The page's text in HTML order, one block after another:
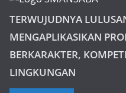
TERWUJUDNYA
MENGAPLIKASIKAN
BERKARAKTER,
LINGKUNGAN